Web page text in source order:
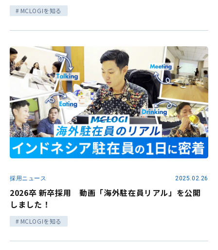
MCLOGIを知る
採用ニュース 2025.02.26
2026卒 新卒採用 動画「海外駐在員リアル」を公開
しました！
MCLOGIを知る